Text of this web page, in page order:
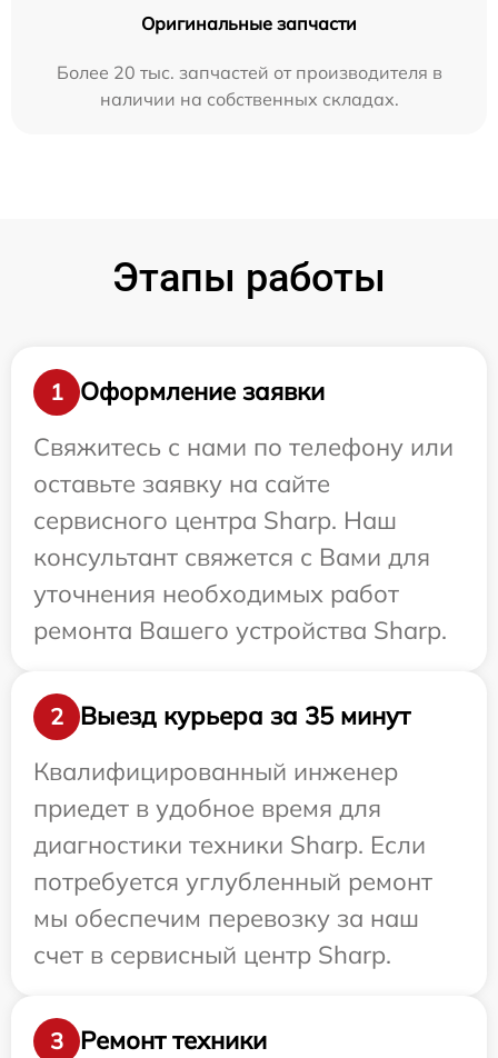
Оригинальные запчасти
Более 20 тыс. запчастей от производителя в
наличии на собственных складах.
Этапы работы
1
Оформление заявки
Свяжитесь с нами по телефону или
оставьте заявку на сайте
сервисного центра Sharp. Наш
консультант свяжется с Вами для
уточнения необходимых работ
ремонта Вашего устройства Sharp.
2
Выезд курьера за 35 минут
Квалифицированный инженер
приедет в удобное время для
диагностики техники Sharp. Если
потребуется углубленный ремонт
мы обеспечим перевозку за наш
счет в сервисный центр Sharp.
3
Ремонт техники